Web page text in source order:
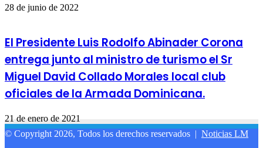
28 de junio de 2022
El Presidente Luis Rodolfo Abinader Corona
entrega junto al ministro de turismo el Sr
Miguel David Collado Morales local club
oficiales de la Armada Dominicana.
21 de enero de 2021
© Copyright 2026, Todos los derechos reservados | Noticias LM